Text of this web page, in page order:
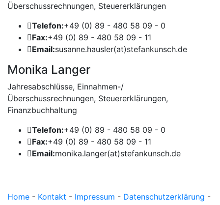
Überschussrechnungen, Steuererklärungen
Telefon:+49 (0) 89 - 480 58 09 - 0
Fax:+49 (0) 89 - 480 58 09 - 11
Email:susanne.hausler(at)stefankunsch.de
Monika Langer
Jahresabschlüsse, Einnahmen-/
Überschussrechnungen, Steuererklärungen,
Finanzbuchhaltung
Telefon:+49 (0) 89 - 480 58 09 - 0
Fax:+49 (0) 89 - 480 58 09 - 11
Email:monika.langer(at)stefankunsch.de
Home - Kontakt - Impressum - Datenschutzerklärung -